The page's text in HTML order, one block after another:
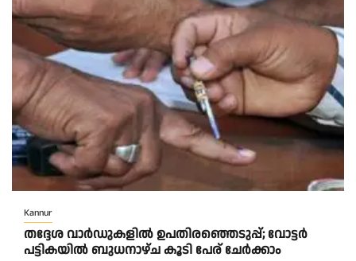
Kannur
തദ്ദേശ വാർഡുകളിൽ ഉപതിരഞ്ഞെടുപ്പ്; വോട്ടർ
പട്ടികയിൽ ബുധനാഴ്ച കൂടി പേര് ചേർക്കാം